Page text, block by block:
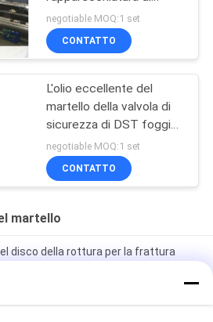
collaudo del pozzo del
martello della valvola di
OMNI
negotiable MOQ:1 set
CONTATTO
L'olio eccellente del
martello della valvola di
sicurezza di DST foggia
lo PSI di acciaio di
Inconel dei OD 8" 10000
negotiable MOQ:1 set
CONTATTO
martello
disco della rottura per la frattura
dell'olio del martello del barattolo
foro